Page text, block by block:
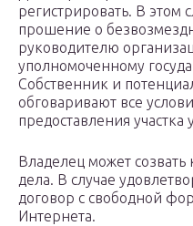
регистрировать. В этом
прошение о
руководителю
уполномоченному
Собственник и
обговаривают все
предоставления участка
Владелец может
дела. В случае
договор с свободной
Интернета.